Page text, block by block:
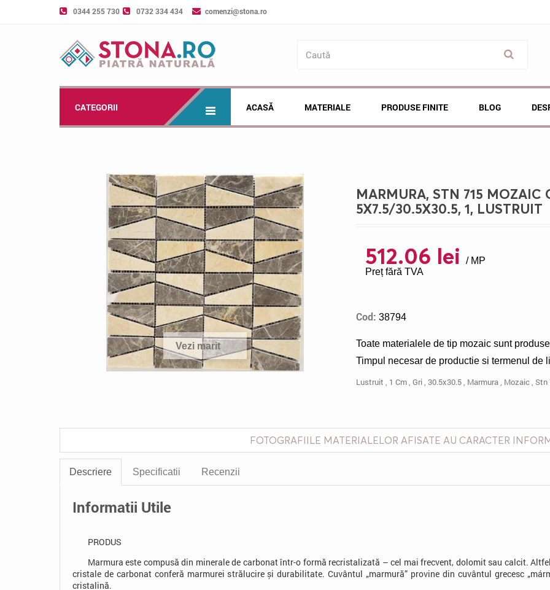
0344 255 730 0732 334 434 comenzi@stona.ro
CATEGORII ACASĂ MATERIALE PRODUSE FINITE BLOG
Vezi marit
MARMURA, STN 715 MOZAIC
5X7.5/30.5X30.5, 1, LUSTRUIT
512.06 lei
/ MP
Preț fără TVA
Cod: 38794
Toate materialele de tip mozaic sunt
Timpul necesar de productie si termenul de
Lustruit 1 Cm ,Gri ,30.5x30.5 Marmura Mozaic ,Stn
FOTOGRAFIILE MATERIALELOR AFISATE AU CARACTER
Descriere Specificatii Recenzii
Informatii Utile
PRODUS
Marmura este compusă din minerale de carbonat într-o formă recristalizată – cel mai frecvent, dolomit sau calcit.
cristale de carbonat conferă marmurei strălucire și durabilitate. Cuvântul „marmură” provine din cuvântul grecesc
cristalină.